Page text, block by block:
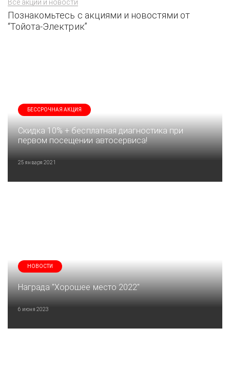
Все акции и новости
Познакомьтесь с акциями и новостями от
“Тойота-Электрик”
БЕССРОЧНАЯ АКЦИЯ
Скидка 10% + бесплатная диагностика при
первом посещении автосервиса!
25 января 2021
НОВОСТИ
Награда "Хорошее место 2022"
6 июня 2023